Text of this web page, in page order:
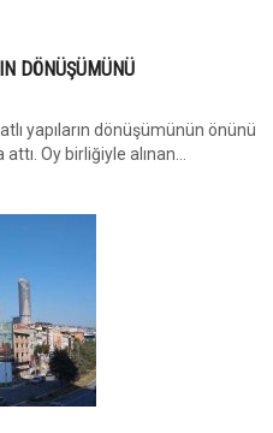
DÖNÜŞÜMÜNÜ
yapıların dönüşümünün önünü
Oy birliğiyle alınan...